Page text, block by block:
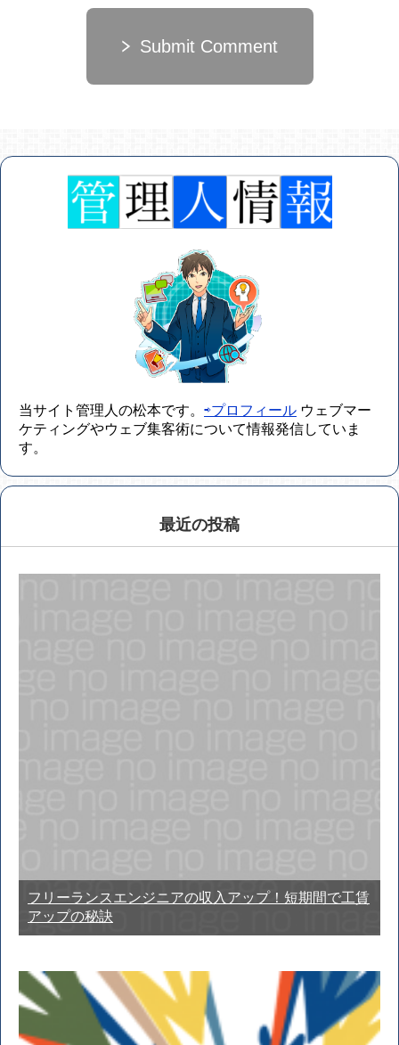
Submit Comment
当サイト管理人の松本です。 ⇨プロフィール
ケティングやウェブ集客術について情報発信していま
す。
最近の投稿
フリーランスエンジニアの収入アップ！短期間で工賃
アップの秘訣